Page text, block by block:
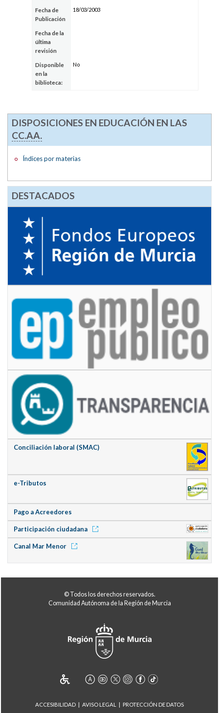
Fecha de
Publicación
18/03/2003
Fecha de la
última
revisión
Disponible
en la
biblioteca:
No
DISPOSICIONES EN EDUCACIÓN EN LAS
CC.AA.
Índices por materias
DESTACADOS
Conciliación laboral (SMAC)
e-Tributos
Pago a Acreedores
Participación ciudadana
Canal Mar Menor
© Todos los derechos reservados.
Comunidad Autónoma de la Región de Murcia
ACCESIBILIDAD AVISO LEGAL PROTECCIÓN DE DATOS